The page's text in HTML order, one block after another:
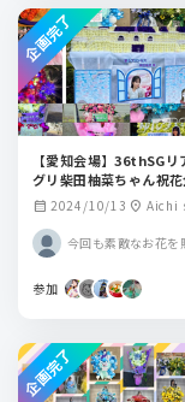
【愛知会場】36thSGリ
グリ柴田柚菜ちゃん祝
calendar_month 2024/10/13 location_on Aichi
今回も素敵なお花を
参加
企画完了
企画完了